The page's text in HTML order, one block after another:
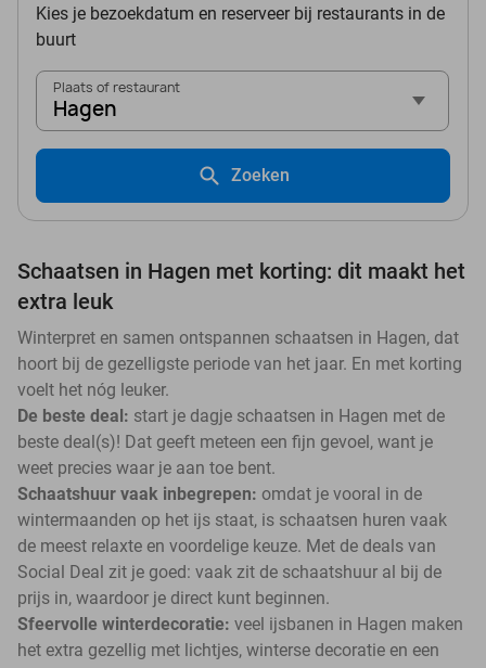
Kies je bezoekdatum en reserveer bij restaurants in de
buurt
Plaats of restaurant
Hagen
Zoeken
Schaatsen in Hagen met korting: dit maakt het
extra leuk
Winterpret en samen ontspannen schaatsen in Hagen, dat
hoort bij de gezelligste periode van het jaar. En met korting
voelt het nóg leuker.
De beste deal: start je dagje schaatsen in Hagen met de
beste deal(s)! Dat geeft meteen een fijn gevoel, want je
weet precies waar je aan toe bent.
Schaatshuur vaak inbegrepen: omdat je vooral in de
wintermaanden op het ijs staat, is schaatsen huren vaak
de meest relaxte en voordelige keuze. Met de deals van
Social Deal zit je goed: vaak zit de schaatshuur al bij de
prijs in, waardoor je direct kunt beginnen.
Sfeervolle winterdecoratie: veel ijsbanen in Hagen maken
het extra gezellig met lichtjes, winterse decoratie en een